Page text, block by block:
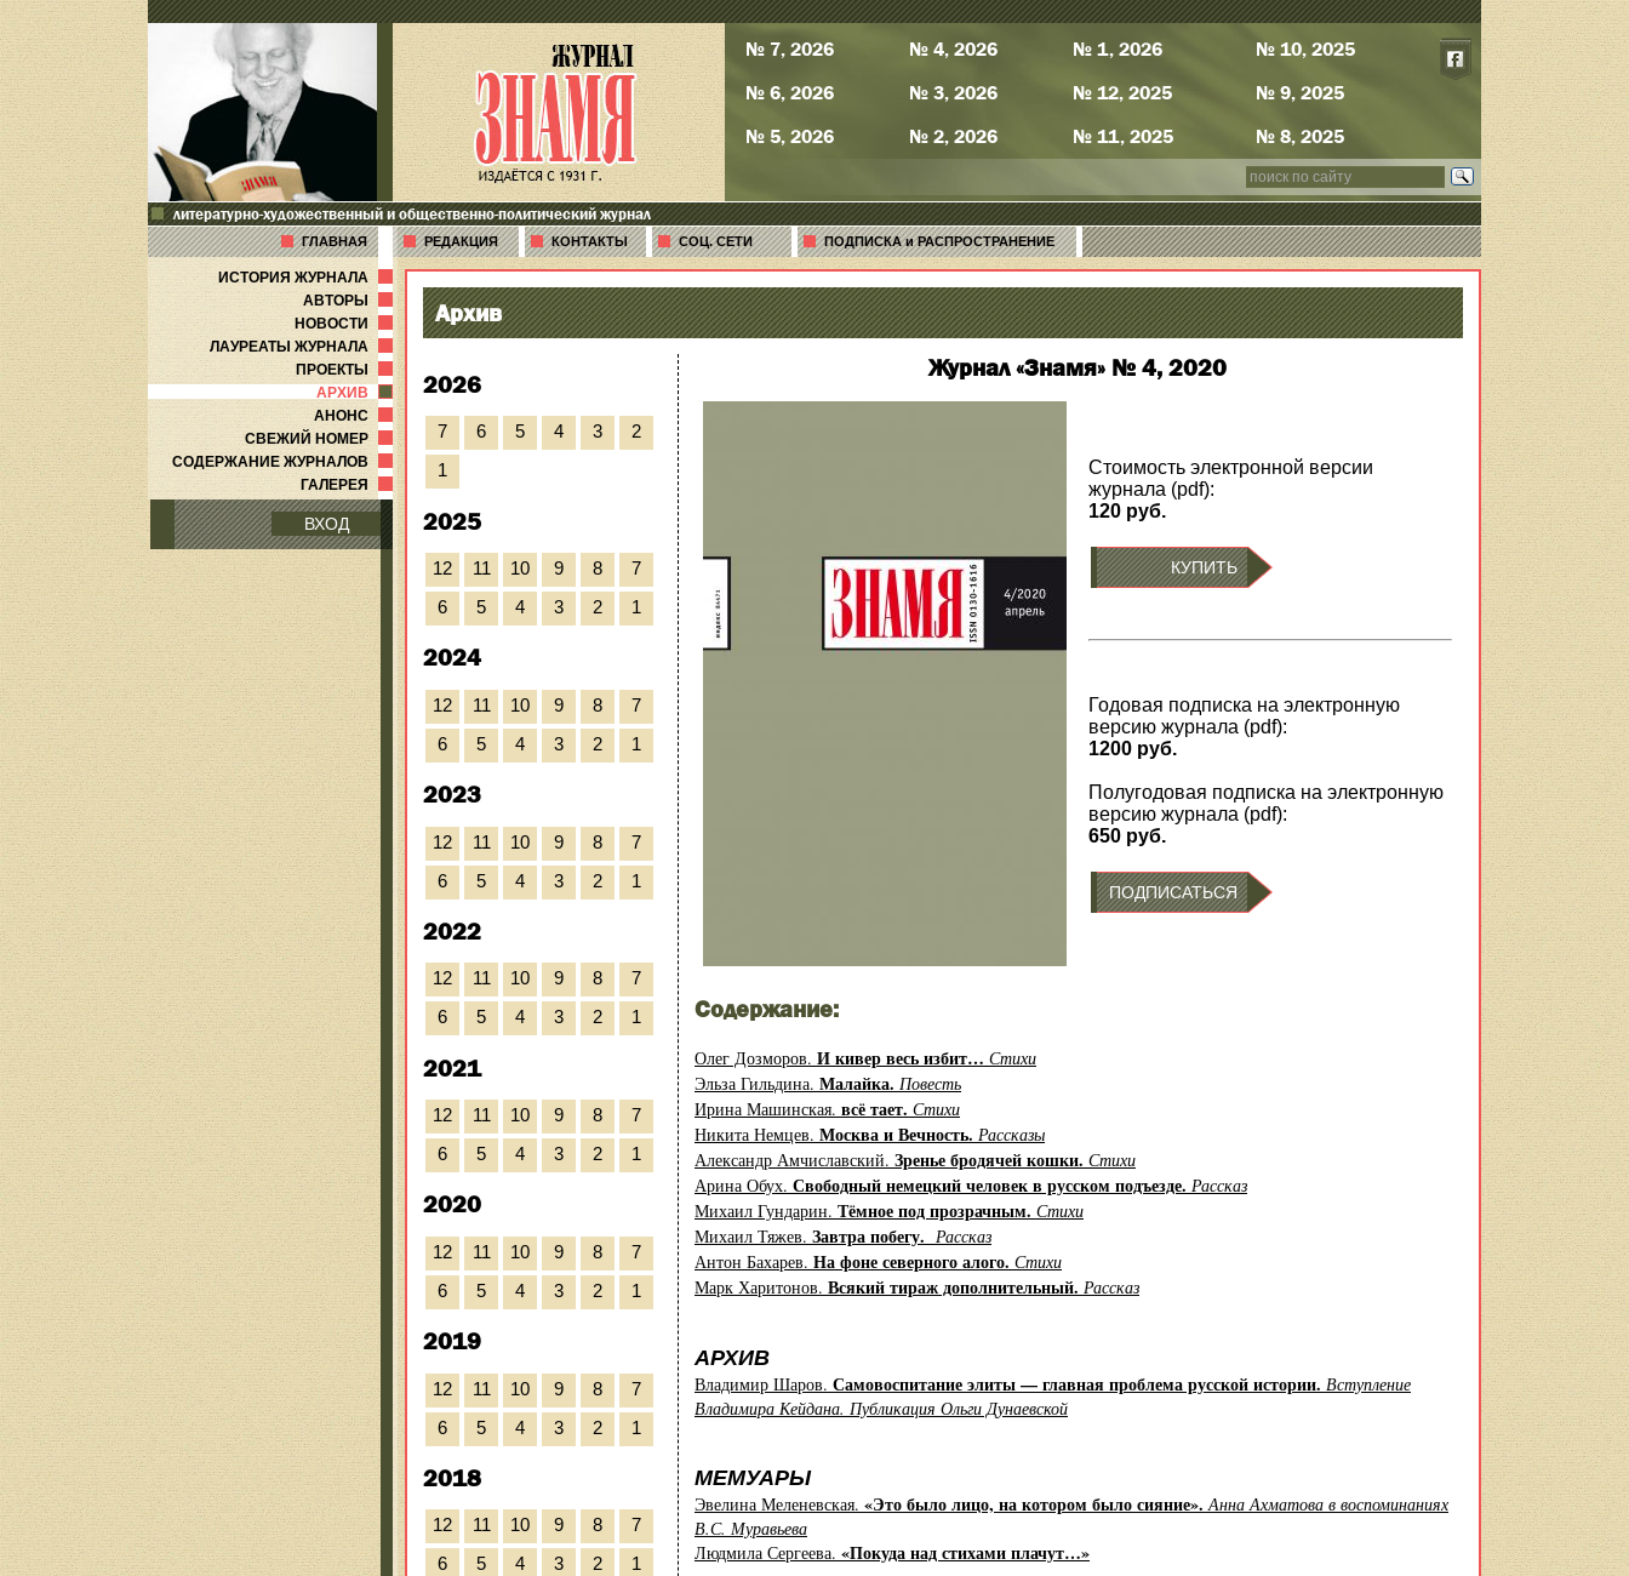
№ 7, 2026
№ 6, 2026
№ 5, 2026
№ 4, 2026
№ 3, 2026
№ 2, 2026
№ 1, 2026
№ 12, 2025
№ 11, 2025
№ 10, 2025
№ 9, 2025
№ 8, 2025
литературно-художественный и общественно-политический журнал
ГЛАВНАЯ РЕДАКЦИЯ КОНТАКТЫ СОЦ. СЕТИ ПОДПИСКА и РАСПРОСТРАНЕНИЕ
ИСТОРИЯ ЖУРНАЛА
АВТОРЫ
НОВОСТИ
ЛАУРЕАТЫ ЖУРНАЛА
ПРОЕКТЫ
АРХИВ
АНОНС
СВЕЖИЙ НОМЕР
СОДЕРЖАНИЕ ЖУРНАЛОВ
ГАЛЕРЕЯ
ВХОД
Архив
2026
7 6 5 4 3
2
1
2025
12 11 10 9 8
7
6
5 4 3 2 1
2024
12 11 10 9 8
7
6
5 4 3 2 1
2023
12 11 10 9 8
7
6
5 4 3 2 1
2022
12 11 10 9 8
7
6
5 4 3 2 1
2021
12 11 10 9 8
7
6
5 4 3 2 1
2020
12 11 10 9 8
7
6
5 4 3 2 1
2019
12 11 10 9 8
7
6
5 4 3 2 1
2018
12 11 10 9 8
7
6
5 4 3 2 1
Журнал «Знамя» № 4, 2020
Стоимость электронной версии
журнала (pdf):
120 руб.
КУПИТЬ
Годовая подписка на электронную
версию журнала (pdf):
1200 руб.
Полугодовая подписка на электронную
версию журнала (pdf):
650 руб.
ПОДПИСАТЬСЯ
Содержание:
Олег Дозморов. И кивер весь избит… Стихи
Эльза Гильдина. Малайка. Повесть
Ирина Машинская. всё тает. Стихи
Никита Немцев. Москва и Вечность. Рассказы
Александр Амчиславский. Зренье бродячей кошки. Стихи
Арина Обух. Свободный немецкий человек в русском подъезде. Рассказ
Михаил Гундарин. Тёмное под прозрачным. Стихи
Михаил Тяжев. Завтра побегу. Рассказ
Антон Бахарев. На фоне северного алого. Стихи
Марк Харитонов. Всякий тираж дополнительный. Рассказ
АРХИВ
Владимир Шаров. Самовоспитание элиты — главная проблема русской истории. Вступление
Владимира Кейдана. Публикация Ольги Дунаевской
МЕМУАРЫ
Эвелина Меленевская. «Это было лицо, на котором было сияние».Анна Ахматова в воспоминаниях
В.С. Муравьева
Людмила Сергеева. «Покуда над стихами плачут…»